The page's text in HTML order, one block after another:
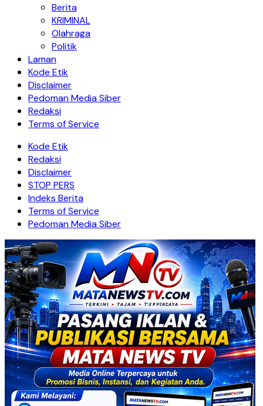
Berita
KRIMINAL
Olahraga
Politik
Laman
Kode Etik
Disclaimer
Pedoman Media Siber
Redaksi
Terms of Service
Kode Etik
Redaksi
Disclaimer
STOP PERS
Indeks Berita
Terms of Service
Pedoman Media Siber